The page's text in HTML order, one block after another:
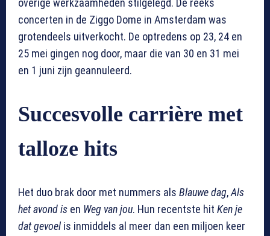
overige werkzaamheden stilgelegd. De reeks
concerten in de Ziggo Dome in Amsterdam was
grotendeels uitverkocht. De optredens op 23, 24 en
25 mei gingen nog door, maar die van 30 en 31 mei
en 1 juni zijn geannuleerd.
Succesvolle carrière met
talloze hits
Het duo brak door met nummers als Blauwe dag,Als
het avond is en Weg van jou. Hun recentste hit Ken je
dat gevoelis inmiddels al meer dan een miljoen keer